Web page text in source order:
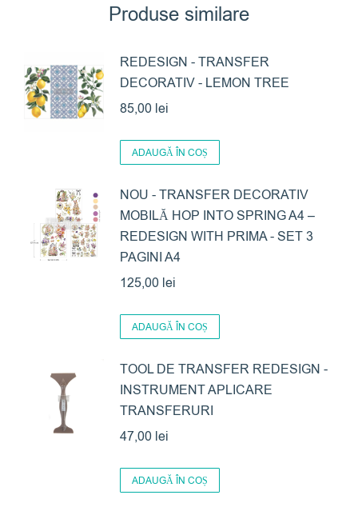
Produse similare
REDESIGN - TRANSFER
DECORATIV - LEMON TREE
85,00 lei
ADAUGĂ ÎN COȘ
NOU - TRANSFER DECORATIV
MOBILĂ HOP INTO SPRING A4 –
REDESIGN WITH PRIMA - SET 3
PAGINI A4
125,00 lei
ADAUGĂ ÎN COȘ
TOOL DE TRANSFER REDESIGN -
INSTRUMENT APLICARE
TRANSFERURI
47,00 lei
ADAUGĂ ÎN COȘ